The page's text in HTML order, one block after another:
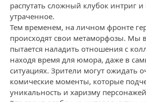
распутать сложный клубок интриг и
утраченное.
Тем временем, на личном фронте
происходят свои метаморфозы. Мы
пытается наладить отношения с
находя время для юмора, даже в
ситуациях. Зрители могут ожидать
комические моменты, которые
уникальность и харизму